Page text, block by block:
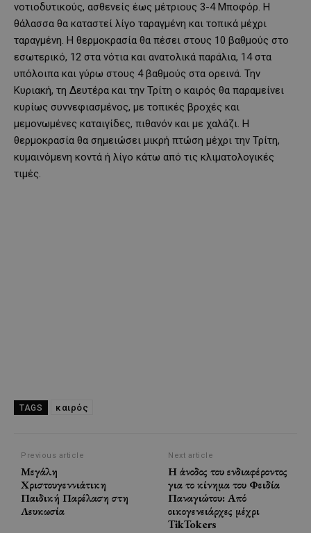
νοτιοδυτικούς, ασθενείς έως μέτριους 3-4 Μποφόρ. Η
θάλασσα θα καταστεί λίγο ταραγμένη και τοπικά μέχρι
ταραγμένη. Η θερμοκρασία θα πέσει στους 10 βαθμούς στο
εσωτερικό, 12 στα νότια και ανατολικά παράλια, 14 στα
υπόλοιπα και γύρω στους 4 βαθμούς στα ορεινά. Την
Κυριακή, τη Δευτέρα και την Τρίτη ο καιρός θα παραμείνει
κυρίως συννεφιασμένος, με τοπικές βροχές και
μεμονωμένες καταιγίδες, πιθανόν και με χαλάζι. Η
θερμοκρασία θα σημειώσει μικρή πτώση μέχρι την Τρίτη,
κυμαινόμενη κοντά ή λίγο κάτω από τις κλιματολογικές
τιμές.
TAGS καιρός
Previous article
Μεγάλη
Χριστουγεννιάτικη
Παιδική Παρέλαση στη
Λευκωσία
Next article
Η άνοδος του ενδιαφέροντος
για το κίνημα του Φειδία
Παναγιώτου: Από
οικογενειάρχες μέχρι
TikTokers